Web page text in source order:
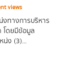
views
ทางการบริหาร
โดยมีข้อมูล
น่ง (3)...